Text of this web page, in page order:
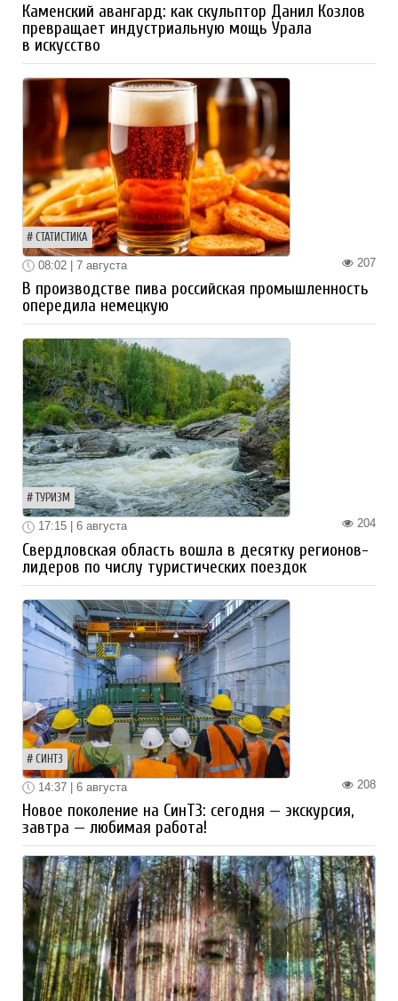
Каменский авангард: как скульптор Данил Козлов
превращает индустриальную мощь Урала
в искусство
СТАТИСТИКА
207
08:02 | 7 августа
В производстве пива российская промышленность
опередила немецкую
ТУРИЗМ
204
17:15 | 6 августа
Свердловская область вошла в десятку регионов-
лидеров по числу туристических поездок
СИНТЗ
208
14:37 | 6 августа
Новое поколение на СинТЗ: сегодня — экскурсия,
завтра — любимая работа!